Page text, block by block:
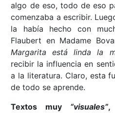
algo de eso, todo de eso
comenzaba a escribir.
la había hecho con
Flaubert en Madame
Margarita está linda la
recibir la influencia en
a la literatura. Claro, esta
de todo se aprende.
Textos muy “visuales”,